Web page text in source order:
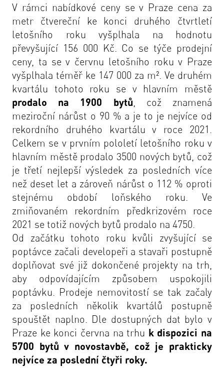
V rámci nabídkové ceny se v Praze cena za
metr čtvereční ke konci druhého čtvrtletí
letošního roku vyšplhala na hodnotu
převyšující 156 000 Kč. Co se týče prodejní
ceny, ta se v červnu letošního roku v Praze
vyšplhala téměř ke 147 000 za m². Ve druhém
kvartálu tohoto roku se v hlavním městě
prodalo na 1900 bytů, což znamená
meziroční nárůst o 90 % a je to je nejvíce od
rekordního druhého kvartálu v roce 2021.
Celkem se v prvním pololetí letošního roku v
hlavním městě prodalo 3500 nových bytů, což
je třetí nejlepší výsledek za posledních více
než deset let a zároveň nárůst o 112 % oproti
stejnému období loňského roku. Ve
zmiňovaném rekordním předkrizovém roce
2021 se totiž nových bytů prodalo na 4750.
Od začátku tohoto roku kvůli zvyšující se
poptávce začali developeři a stavaři postupně
doplňovat své již dokončené projekty na trh,
aby odpovídajícím způsobem uspokojili
poptávku. Prodeje nemovitostí se tak začaly
za posledních několik kvartálů postupně
spouštět naplno. Dle dostupných dat bylo v
Praze ke konci června na trhu k dispozici na
5700 bytů v novostavbě, což je prakticky
nejvíce za poslední čtyři roky.